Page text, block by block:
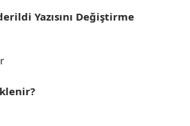
Yazısını Değiştirme